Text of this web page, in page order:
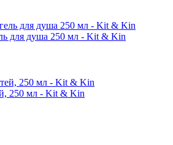
для душа 250 мл - Kit & Kin
250 мл - Kit & Kin